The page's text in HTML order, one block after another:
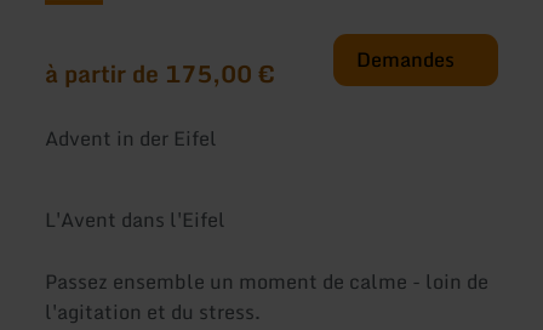
à partir de 175,00 € Demandes
Advent in der Eifel
L'Avent dans l'Eifel
Passez ensemble un moment de calme - loin de
l'agitation et du stress.